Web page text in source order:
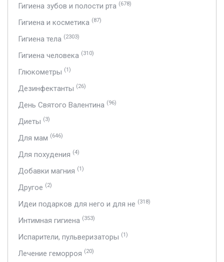
Гигиена зубов и полости рта (678)
Гигиена и косметика (87)
Гигиена тела (2303)
Гигиена человека (310)
Глюкометры (1)
Дезинфектанты (26)
День Святого Валентина (96)
Диеты (3)
Для мам (646)
Для похудения (4)
Добавки магния (1)
Другое (2)
Идеи подарков для него и для не (318)
Интимная гигиена (353)
Испарители, пульверизаторы (1)
Лечение геморроя (20)